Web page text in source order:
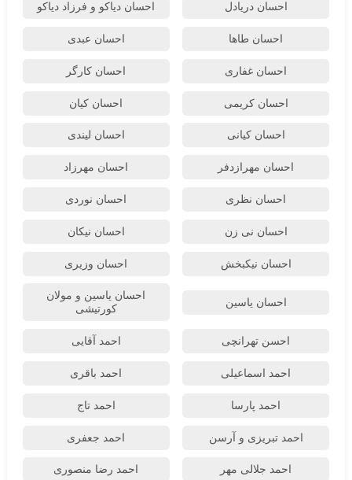
احسان دریادل احسان دیاکو و فرزاد دیاکو
احسان طاها احسان عبدی
احسان غفاری احسان کارگر
احسان کریمی احسان کیان
احسان کیانی احسان لیندی
احسان مهرازدفر احسان مهرزاد
احسان نظری احسان نوردی
احسان نی زن احسان نیکان
احسان نیکبخش احسان وزیری
احسان یاسین
احسان یاسین و مولان
کورتیشی
احسن تهرانچی احمد آقایی
احمد اسماعیلی احمد باقری
احمد پارسا احمد تاج
احمد تبریزی و آرسن احمد جعفری
احمد جلالی مهر احمد رضا منصوری